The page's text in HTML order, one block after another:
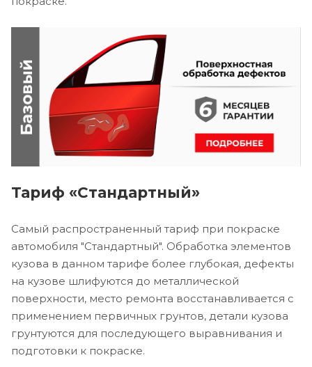
Тариф «Стандартный»
Самый распространенный тариф при покраске
автомобиля "Стандартный". Обработка элементов
кузова в данном тарифе более глубокая, дефекты
на кузове шлифуются до металлической
поверхности, место ремонта восстанавливается с
применением первичных грунтов, детали кузова
грунтуются для последующего выравнивания и
подготовки к покраске.